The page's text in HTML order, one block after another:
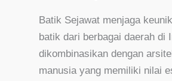
Batik Sejawat menjaga
batik dari berbagai daerah di
dikombinasikan dengan
manusia yang memiliki nilai